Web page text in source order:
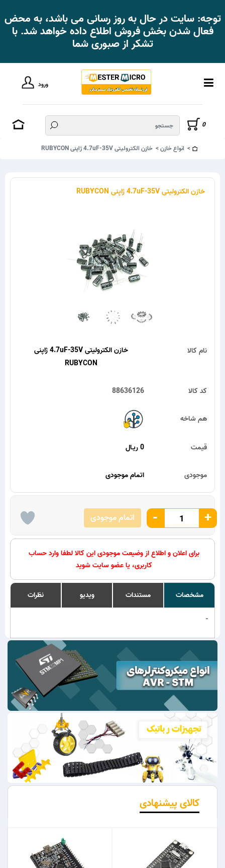
توجه: سایت در حال به روز رسانی می باشد، به محض
فعال شدن بخش فروش اطلاع داده خواهد شد. با
تشکر از صبوری شما
ورود
0
انواع خازن خازن الکترولیتی 4.7uF-35V ژاپنی RUBYCON
خازن الکترولیتی 4.7uF-35V ژاپنی RUBYCON
خازن الکترولیتی 4.7uF-35V ژاپنی
RUBYCON
نام کالا
88636126 کد کالا
هم شاخه
0 ریـال قیمت
اتمام موجودی موجودی
اتمام موجودی - +
برای اعلان و اطلاع از وضیعت موجودی این کالا لطفا وارد حساب
کاربری، یا عضو سایت شوید
مشخصات مستندات ویدیو نظرات
-
کالای پیشنهادی